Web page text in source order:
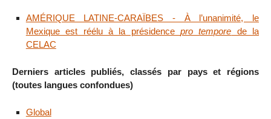
AMÉRIQUE LATINE-CARAÏBES - À l’unanimité, le
Mexique est réélu à la présidence pro tempore de la
CELAC
Derniers articles publiés, classés par pays et régions
(toutes langues confondues)
Global